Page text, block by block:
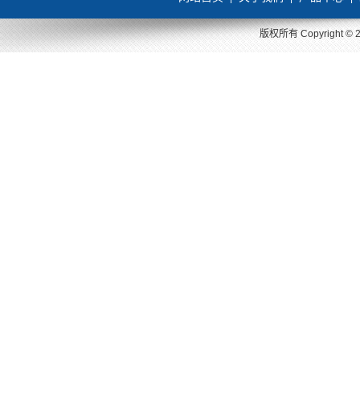
版权所有 Copyright ©